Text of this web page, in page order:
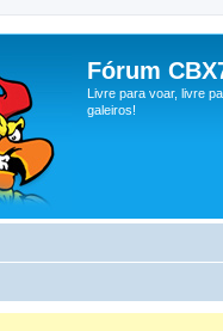
Fórum
Livre para voar, livre
galeiros!